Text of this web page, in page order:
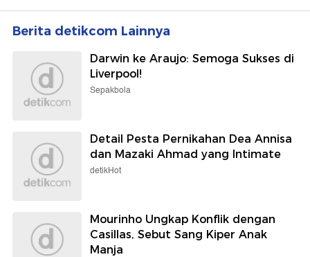
Berita detikcom Lainnya
Darwin ke Araujo: Semoga Sukses di
Liverpool!
Sepakbola
Detail Pesta Pernikahan Dea Annisa
dan Mazaki Ahmad yang Intimate
detikHot
Mourinho Ungkap Konflik dengan
Casillas, Sebut Sang Kiper Anak
Manja